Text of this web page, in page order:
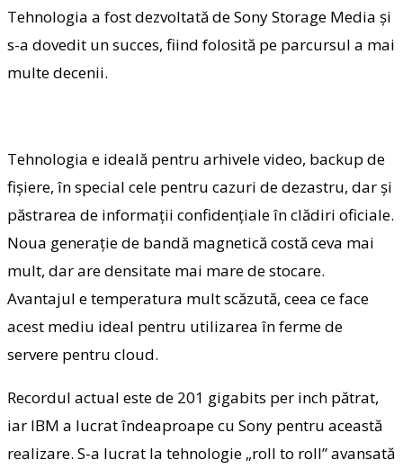
Tehnologia a fost dezvoltată de Sony Storage Media şi
s-a dovedit un succes, fiind folosită pe parcursul a mai
multe decenii.
Tehnologia e ideală pentru arhivele video, backup de
fişiere, în special cele pentru cazuri de dezastru, dar şi
păstrarea de informaţii confidenţiale în clădiri oficiale.
Noua generaţie de bandă magnetică costă ceva mai
mult, dar are densitate mai mare de stocare.
Avantajul e temperatura mult scăzută, ceea ce face
acest mediu ideal pentru utilizarea în ferme de
servere pentru cloud.
Recordul actual este de 201 gigabits per inch pătrat,
iar IBM a lucrat îndeaproape cu Sony pentru această
realizare. S-a lucrat la tehnologie „roll to roll” avansată